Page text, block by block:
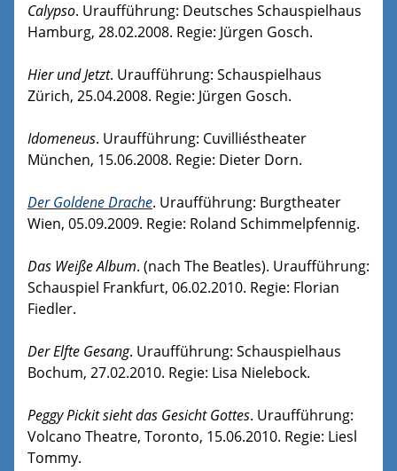
Calypso. Uraufführung: Deutsches Schauspielhaus
Hamburg, 28.02.2008. Regie: Jürgen Gosch.
Hier und Jetzt. Uraufführung: Schauspielhaus
Zürich, 25.04.2008. Regie: Jürgen Gosch.
Idomeneus. Uraufführung: Cuvilliéstheater
München, 15.06.2008. Regie: Dieter Dorn.
Der Goldene Drache. Uraufführung: Burgtheater
Wien, 05.09.2009. Regie: Roland Schimmelpfennig.
Das Weiße Album. (nach The Beatles). Uraufführung:
Schauspiel Frankfurt, 06.02.2010. Regie: Florian
Fiedler.
Der Elfte Gesang. Uraufführung: Schauspielhaus
Bochum, 27.02.2010. Regie: Lisa Nielebock.
Peggy Pickit sieht das Gesicht Gottes. Uraufführung:
Volcano Theatre, Toronto, 15.06.2010. Regie: Liesl
Tommy.